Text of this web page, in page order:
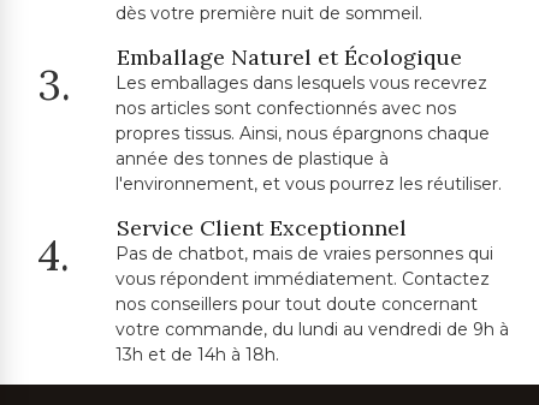
dès votre première nuit de sommeil.
3.
Emballage Naturel et Écologique
Les emballages dans lesquels vous recevrez
nos articles sont confectionnés avec nos
propres tissus. Ainsi, nous épargnons chaque
année des tonnes de plastique à
l'environnement, et vous pourrez les réutiliser.
4.
Service Client Exceptionnel
Pas de chatbot, mais de vraies personnes qui
vous répondent immédiatement. Contactez
nos conseillers pour tout doute concernant
votre commande, du lundi au vendredi de 9h à
13h et de 14h à 18h.